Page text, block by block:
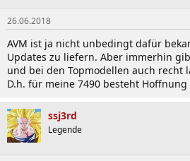
26.06.2018
AVM ist ja nicht unbedingt dafür
Updates zu liefern. Aber immerhin
und bei den Topmodellen auch recht
D.h. für meine 7490 besteht Hoffnung
ssj3rd
Legende